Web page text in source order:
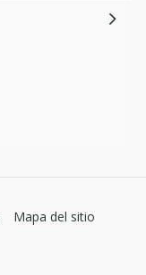
Mapa del sitio